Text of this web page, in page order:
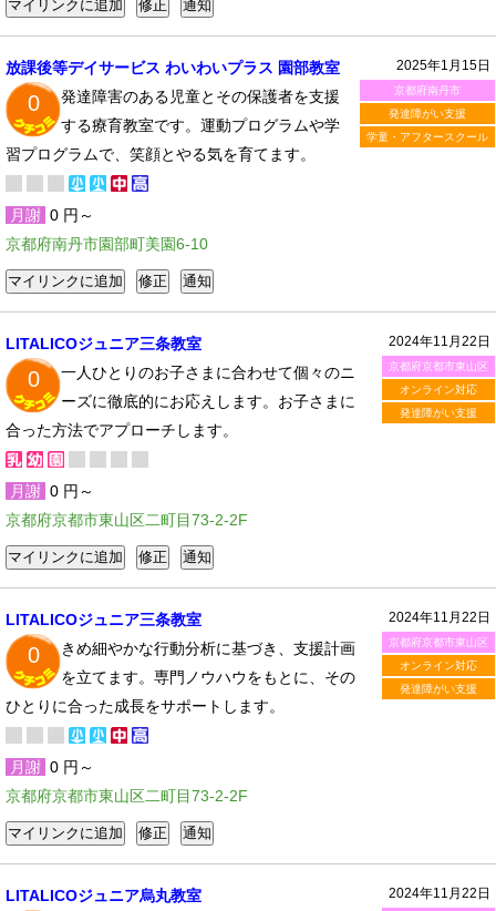
2025年1月15日
京都府南丹市
発達障がい支援
学童・アフタースクール
放課後等デイサービス わいわいプラス 園部教室
0
発達障害のある児童とその保護者を支援
する療育教室です。運動プログラムや学
習プログラムで、笑顔とやる気を育てます。
月謝 0 円～
京都府南丹市園部町美園6-10
2024年11月22日
京都府京都市東山区
オンライン対応
発達障がい支援
LITALICOジュニア三条教室
0
一人ひとりのお子さまに合わせて個々のニ
ーズに徹底的にお応えします。お子さまに
合った方法でアプローチします。
月謝 0 円～
京都府京都市東山区二町目73-2-2F
2024年11月22日
京都府京都市東山区
オンライン対応
発達障がい支援
LITALICOジュニア三条教室
0
きめ細やかな行動分析に基づき、支援計画
を立てます。専門ノウハウをもとに、その
ひとりに合った成長をサポートします。
月謝 0 円～
京都府京都市東山区二町目73-2-2F
2024年11月22日
LITALICOジュニア烏丸教室